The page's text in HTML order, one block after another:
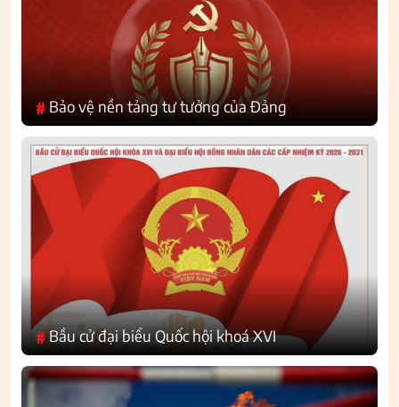
# Bảo vệ nền tảng tư tưởng của Đảng
#Bầu cử đại biểu Quốc hội khoá XVI